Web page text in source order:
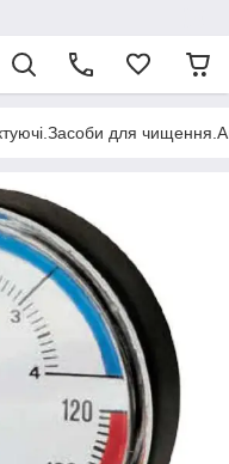
для